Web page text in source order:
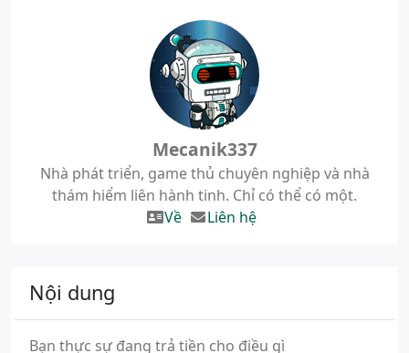
Mecanik337
Nhà phát triển, game thủ chuyên nghiệp và nhà
thám hiểm liên hành tinh. Chỉ có thể có một.
Về
Liên hệ
Nội dung
Bạn thực sự đang trả tiền cho điều gì